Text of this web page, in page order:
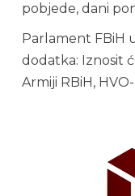
pobjede, dani
Parlament FBiH
dodatka: Iznosit
Armiji RBiH,